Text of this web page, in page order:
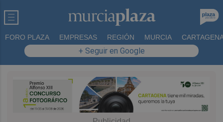
FORO PLAZA EMPRESAS REGIÓN MURCIA
+ Seguir en Google